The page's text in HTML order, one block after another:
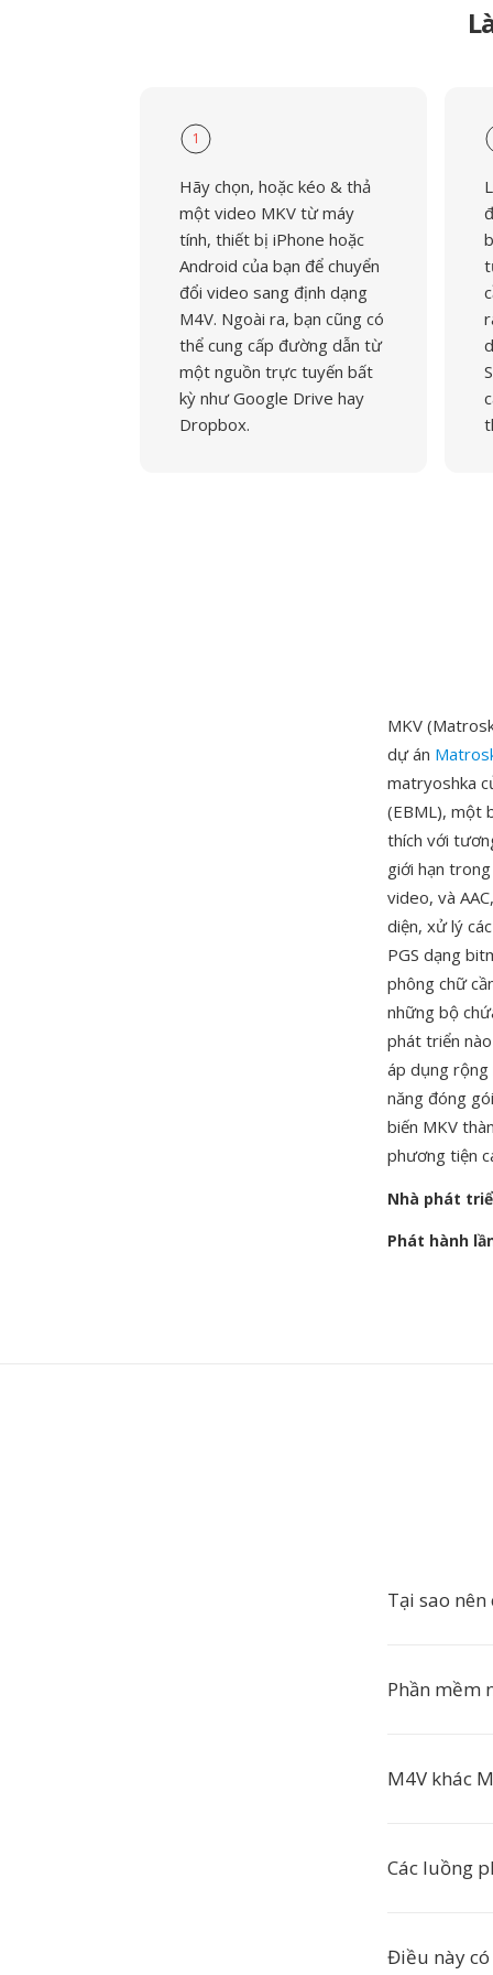
1
Hãy chọn, hoặc kéo & thả
một video MKV từ máy
tính, thiết bị iPhone hoặc
Android của bạn để chuyển
đổi video sang định dạng
M4V. Ngoài ra, bạn cũng có
thể cung cấp đường dẫn từ
một nguồn trực tuyến bất
kỳ như Google Drive hay
Dropbox.
MKV
dự án
matryoshka
(EBML), một
thích với
giới hạn
video, và
diện, xử lý
PGS dạng
phông chữ
những bộ
phát triển
áp dụng rộng
năng đóng
biến MKV
phương tiện
Nhà phát
Phát hành
Tại sao nên
Phần mềm
M4V khác
Các luồng
Điều này